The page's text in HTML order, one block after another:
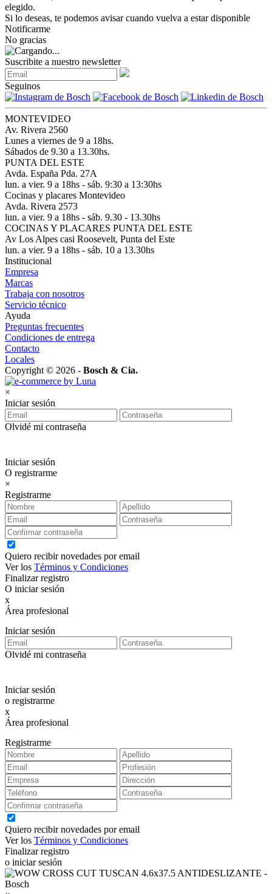
elegido.
Si lo deseas, te podemos avisar cuando vuelva a estar disponible
Notificarme
No gracias
Suscribite a nuestro newsletter
Seguinos
MONTEVIDEO
Av. Rivera 2560
Lunes a viernes de 9 a 18hs.
Sábados de 9.30 a 13.30hs.
PUNTA DEL ESTE
Avda. España Pda. 27A
lun. a vier. 9 a 18hs - sáb. 9:30 a 13:30hs
Cocinas y placares Montevideo
Avda. Rivera 2573
lun. a vier. 9 a 18hs - sáb. 9.30 - 13.30hs
COCINAS Y PLACARES PUNTA DEL ESTE
Av Los Alpes casi Roosevelt, Punta del Este
lun. a vier. 9 a 18hs - sáb. 10 a 13.30hs
Institucional
Empresa
Marcas
Trabaja con nosotros
Servicio técnico
Ayuda
Preguntas frecuentes
Condiciones de entrega
Contacto
Locales
Copyright © 2026 - Bosch & Cia.
×
Iniciar sesión
Olvidé mi contraseña
Iniciar sesión
O registrarme
×
Registrarme
Quiero recibir novedades por email
Ver los Términos y Condiciones
Finalizar registro
O iniciar sesión
x
Área profesional
Iniciar sesión
Olvidé mi contraseña
Iniciar sesión
o registrarme
x
Área profesional
Registrarme
Quiero recibir novedades por email
Ver los Términos y Condiciones
Finalizar registro
o iniciar sesión